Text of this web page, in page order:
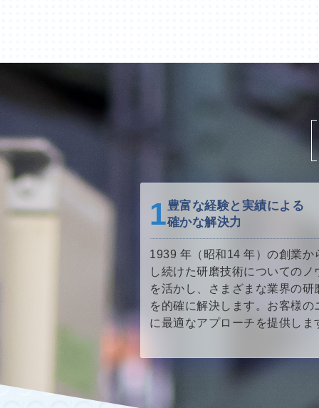
豊富な経験と実績による
確かな解決力
1939 年（昭和14 年）の創業か
し続けた研磨技術についてのノ
を活かし、さまざまな業界の研
を的確に解決します。お客様の
に最適なアプローチを提供しま